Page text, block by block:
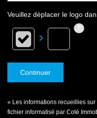
Veuillez déplacer le logo
Continuer
« Les informations recueillies
fichier informatisé par Coté